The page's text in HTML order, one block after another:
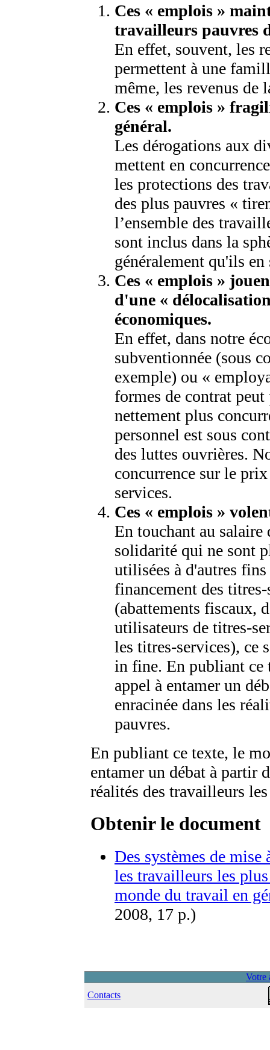
Ces « emplois »
travailleurs pauvres
En effet, souvent, les
permettent à une
même, les revenus
Ces « emplois »
général.
Les dérogations aux
mettent en
les protections des
des plus pauvres «
l’ensemble des
sont inclus dans la
généralement qu'ils
Ces « emplois »
d'une «
économiques.
En effet, dans notre
subventionnée (sous
exemple) ou «
formes de contrat
nettement plus
personnel est sous
des luttes ouvrières.
concurrence sur le
services.
Ces « emplois »
En touchant au salaire
solidarité qui ne sont
utilisées à d'autres
financement des
(abattements fiscaux,
utilisateurs de titres-
les titres-services), ce
in fine. En publiant ce
appel à entamer un
enracinée dans les
pauvres.
En publiant ce texte, le
entamer un débat à partir
réalités des travailleurs
Obtenir le document
Des systèmes de
les travailleurs les
monde du travail en
2008, 17 p.)
Votre
Contacts